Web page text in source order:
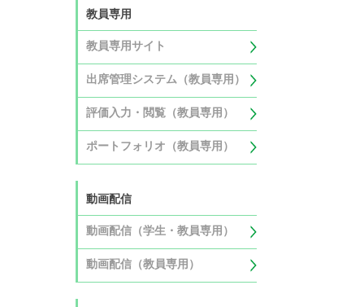
教員専用
教員専用サイト
出席管理システム（教員専用）
評価入力・閲覧（教員専用）
ポートフォリオ（教員専用）
動画配信
動画配信（学生・教員専用）
動画配信（教員専用）